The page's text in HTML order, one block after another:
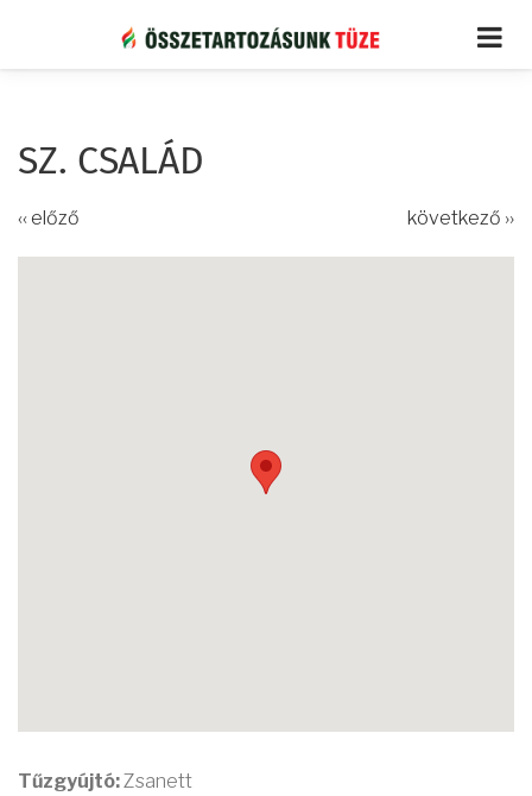
tartalomra
SZ. CSALÁD
‹‹ előző következő ››
Tűzgyújtó:Zsanett